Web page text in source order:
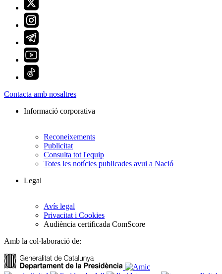
Contacta amb nosaltres
Informació corporativa
Reconeixements
Publicitat
Consulta tot l'equip
Totes les notícies publicades avui a Nació
Legal
Avís legal
Privacitat i Cookies
Audiència certificada ComScore
Amb la col·laboració de: